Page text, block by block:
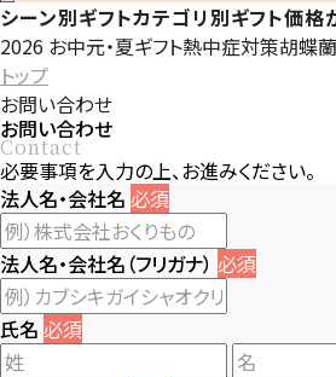
シーン別ギフトカテゴリ別ギフト価格
2026 お中元・夏ギフト熱中症対策胡蝶
トップ
お問い合わせ
お問い合わせ
Contact
必要事項を入力の上、お進みください。
法人名・会社名 必須
法人名・会社名（フリガナ） 必須
氏名 必須